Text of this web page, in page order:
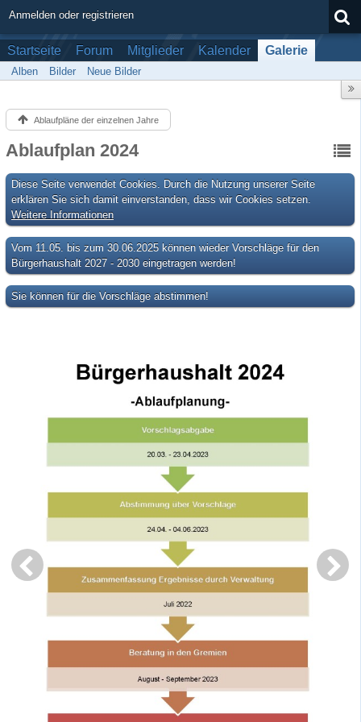
Anmelden oder registrieren
Startseite Forum Mitglieder Kalender Galerie
Alben Bilder Neue Bilder
Ablaufpläne der einzelnen Jahre
Ablaufplan 2024
Diese Seite verwendet Cookies. Durch die Nutzung unserer Seite
erklären Sie sich damit einverstanden, dass wir Cookies setzen.
Weitere Informationen
Vom 11.05. bis zum 30.06.2025 können wieder Vorschläge für den
Bürgerhaushalt 2027 - 2030 eingetragen werden!
Sie können für die Vorschläge abstimmen!